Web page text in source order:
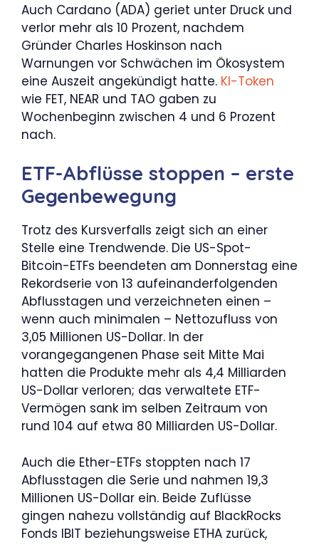
Auch Cardano (ADA) geriet unter Druck und
verlor mehr als 10 Prozent, nachdem
Gründer Charles Hoskinson nach
Warnungen vor Schwächen im Ökosystem
eine Auszeit angekündigt hatte. KI-Token
wie FET, NEAR und TAO gaben zu
Wochenbeginn zwischen 4 und 6 Prozent
nach.
ETF-Abflüsse stoppen – erste
Gegenbewegung
Trotz des Kursverfalls zeigt sich an einer
Stelle eine Trendwende. Die US-Spot-
Bitcoin-ETFs beendeten am Donnerstag eine
Rekordserie von 13 aufeinanderfolgenden
Abflusstagen und verzeichneten einen –
wenn auch minimalen – Nettozufluss von
3,05 Millionen US-Dollar. In der
vorangegangenen Phase seit Mitte Mai
hatten die Produkte mehr als 4,4 Milliarden
US-Dollar verloren; das verwaltete ETF-
Vermögen sank im selben Zeitraum von
rund 104 auf etwa 80 Milliarden US-Dollar.
Auch die Ether-ETFs stoppten nach 17
Abflusstagen die Serie und nahmen 19,3
Millionen US-Dollar ein. Beide Zuflüsse
gingen nahezu vollständig auf BlackRocks
Fonds IBIT beziehungsweise ETHA zurück,